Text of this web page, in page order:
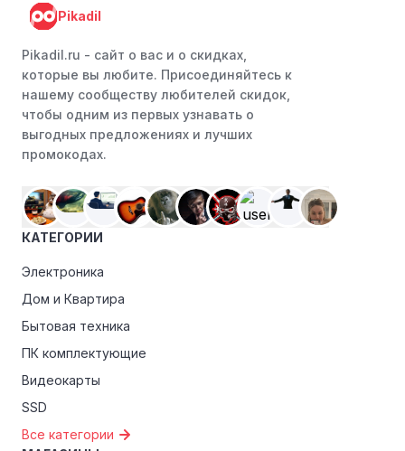
Следите за социальными сетями:
социальных сетях, таких как VK, Facebook или
Instagram. Ритейлеры часто делятся со своими
подписчиками эксклюзивными кодами скидок или
акциями.
Программы лояльности:Присоединяйтесь к
программам лояльности, предлагаемым интернет-
преимуществами, как скидки только для участников,
ранний доступ к распродажам или эксклюзивным
акциям.
Особые скидки:
критериям, проверьте, предоставляет ли Lapsi
пенсионеров.
Pikadil
Pikadil.ru - cайт о вас и о скидках,
которые вы любите. Присоединяйтесь к
нашему сообществу любителей скидок,
чтобы одним из первых узнавать о
выгодных предложениях и лучших
промокодах.
КАТЕГОРИИ
Электроника
Дом и Квартира
Бытовая техника
ПК комплектующие
Видеокарты
SSD
Все категории